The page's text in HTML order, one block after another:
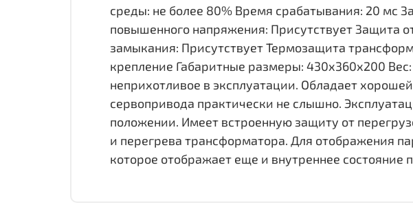
среды: не более 80% Время срабатывания: 20 мс
повышенного напряжения: Присутствует Защита
замыкания: Присутствует Термозащита
крепление Габаритные размеры: 430x360x200
неприхотливое в эксплуатации. Обладает
сервопривода практически не слышно.
положении. Имеет встроенную защиту от
и перегрева трансформатора. Для отображения
которое отображает еще и внутреннее состояние